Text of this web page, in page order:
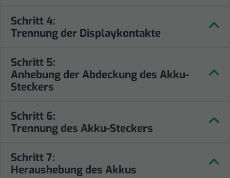
Schritt 4:
Trennung der Displaykontakte
Schritt 5:
Anhebung der Abdeckung des Akku-
Steckers
Schritt 6:
Trennung des Akku-Steckers
Schritt 7:
Heraushebung des Akkus